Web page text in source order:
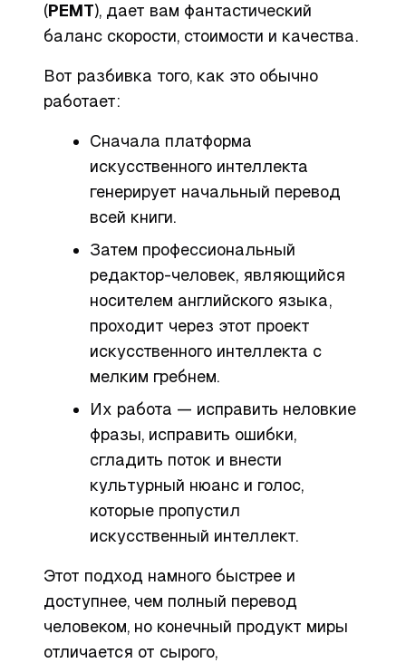
(PEMT), дает вам фантастический
баланс скорости, стоимости и качества.
Вот разбивка того, как это обычно
работает:
Сначала платформа
искусственного интеллекта
генерирует начальный перевод
всей книги.
Затем профессиональный
редактор-человек, являющийся
носителем английского языка,
проходит через этот проект
искусственного интеллекта с
мелким гребнем.
Их работа — исправить неловкие
фразы, исправить ошибки,
сгладить поток и внести
культурный нюанс и голос,
которые пропустил
искусственный интеллект.
Этот подход намного быстрее и
доступнее, чем полный перевод
человеком, но конечный продукт миры
отличается от сырого,